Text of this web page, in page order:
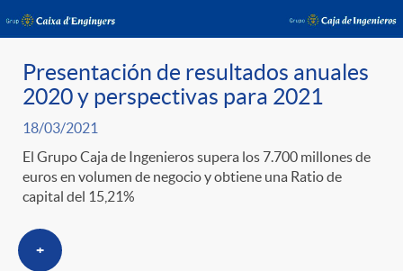
t
e
g
o
r
Presentación de resultados anuales
2020 y perspectivas para 2021
18/03/2021
El Grupo Caja de Ingenieros supera los 7.700 millones de
euros en volumen de negocio y obtiene una Ratio de
capital del 15,21%
+